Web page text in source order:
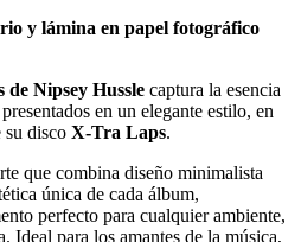
y lámina en papel fotográfico
de Nipsey Hussle captura la esencia
en un elegante estilo, en
su disco X-Tra Laps.
que combina diseño minimalista
única de cada álbum,
perfecto para cualquier ambiente,
Ideal para los amantes de la música,